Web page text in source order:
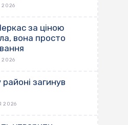
2026
за ціною
вона просто
2026
загинув
2026